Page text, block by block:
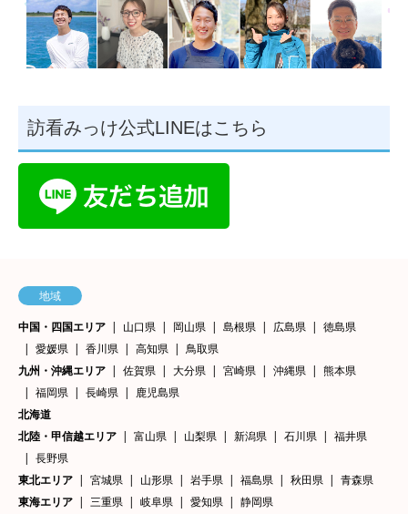
訪看みっけ公式LINEはこちら
地域
中国・四国エリア
山口県 岡山県 島根県 広島県
徳島県
愛媛県
香川県 高知県
鳥取県
九州・沖縄エリア
佐賀県 大分県 宮崎県 沖縄県
熊本県
福岡県
長崎県
鹿児島県
北海道
北陸・甲信越エリア
富山県 山梨県 新潟県 石川県
福井県
長野県
東北エリア
宮城県 山形県 岩手県 福島県 秋田県
青森県
東海エリア
三重県 岐阜県 愛知県
静岡県